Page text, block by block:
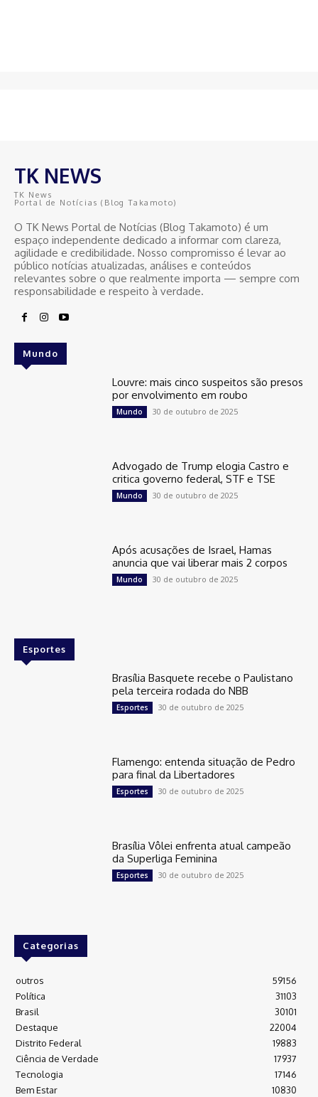
TK NEWS
TK News
Portal de Notícias (Blog Takamoto)
O TK News Portal de Notícias (Blog Takamoto) é um
espaço independente dedicado a informar com clareza,
agilidade e credibilidade. Nosso compromisso é levar ao
público notícias atualizadas, análises e conteúdos
relevantes sobre o que realmente importa — sempre com
responsabilidade e respeito à verdade.
Mundo
Louvre: mais cinco suspeitos são presos
por envolvimento em roubo
Mundo 30 de outubro de 2025
Advogado de Trump elogia Castro e
critica governo federal, STF e TSE
Mundo 30 de outubro de 2025
Após acusações de Israel, Hamas
anuncia que vai liberar mais 2 corpos
Mundo 30 de outubro de 2025
Esportes
Brasília Basquete recebe o Paulistano
pela terceira rodada do NBB
Esportes 30 de outubro de 2025
Flamengo: entenda situação de Pedro
para final da Libertadores
Esportes 30 de outubro de 2025
Brasília Vôlei enfrenta atual campeão
da Superliga Feminina
Esportes 30 de outubro de 2025
Categorias
outros
59156
Política
31103
Brasil
30101
Destaque
22004
Distrito Federal
19883
Ciência de Verdade
17937
Tecnologia
17146
Bem Estar
10830